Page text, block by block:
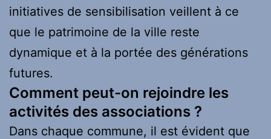
initiatives de sensibilisation veillent à ce
que le patrimoine de la ville reste
dynamique et à la portée des générations
futures.
Comment peut-on rejoindre les
activités des associations ?
Dans chaque commune, il est évident que